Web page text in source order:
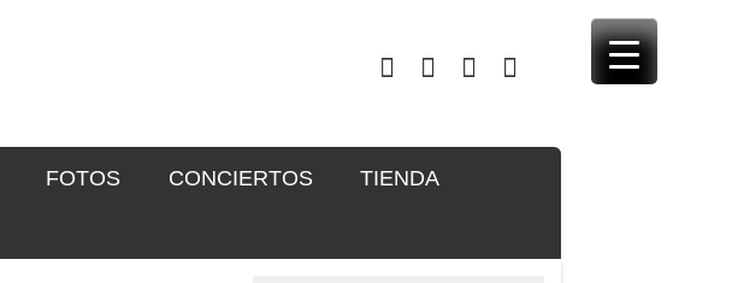
FOTOS CONCIERTOS TIENDA